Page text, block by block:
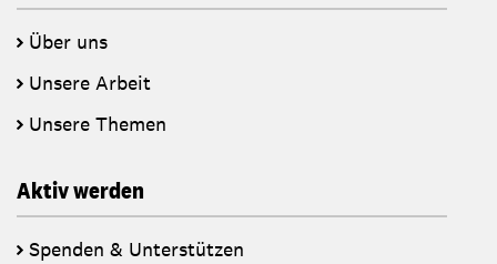
Über uns
Unsere Arbeit
Unsere Themen
Aktiv werden
Spenden & Unterstützen